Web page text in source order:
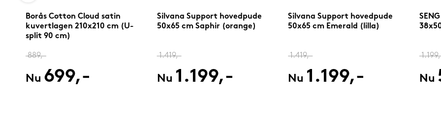
Borås Cotton Cloud satin
kuvertlagen 210x210 cm (U-
split 90 cm)
889,-
Nu 699,-
Silvana Support hovedpude
50x65 cm Saphir (orange)
1.419,-
Nu 1.199,-
Silvana Support hovedpude
50x65 cm Emerald (lilla)
1.419,-
Nu 1.199,- Nu